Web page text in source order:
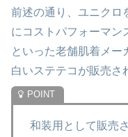
前述の通り、ユニクロ
にコストパフォーマン
といった老舗肌着メ
白いステテコが販売さ
和装用として販売